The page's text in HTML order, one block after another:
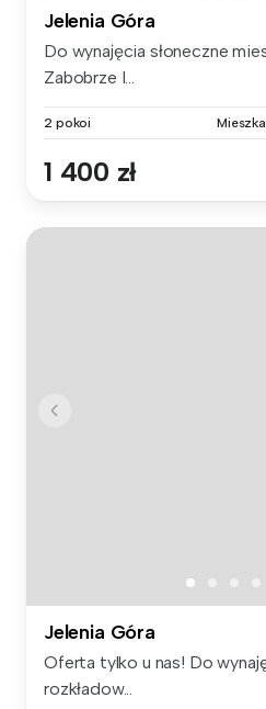
Jelenia Góra
Do wynajęcia słoneczne
Zabobrze I...
2 pokoi
1 400 zł
Jelenia Góra
Oferta tylko u nas! Do
rozkładow...